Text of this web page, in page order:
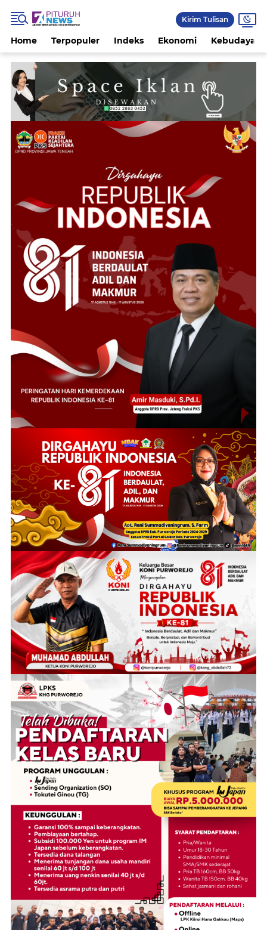
Kirim Tulisan
Home Terpopuler Indeks Ekonomi Kebudayaan